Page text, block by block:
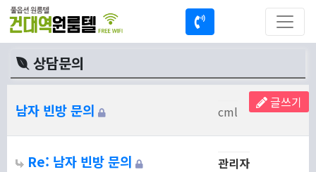
상담문의
글쓰기
남자 빈방 문의 cml
Re: 남자 빈방 문의 관리자